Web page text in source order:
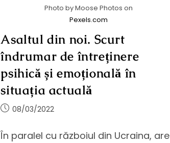
Photo by Moose Photos on
Pexels.com
Asaltul din noi. Scurt
îndrumar de întreținere
psihică și emoțională în
situația actuală
08/03/2022
În paralel cu războiul din Ucraina, are